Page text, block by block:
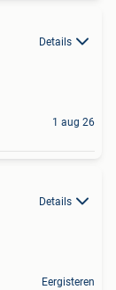
Details
1 aug 26
Details
Eergisteren